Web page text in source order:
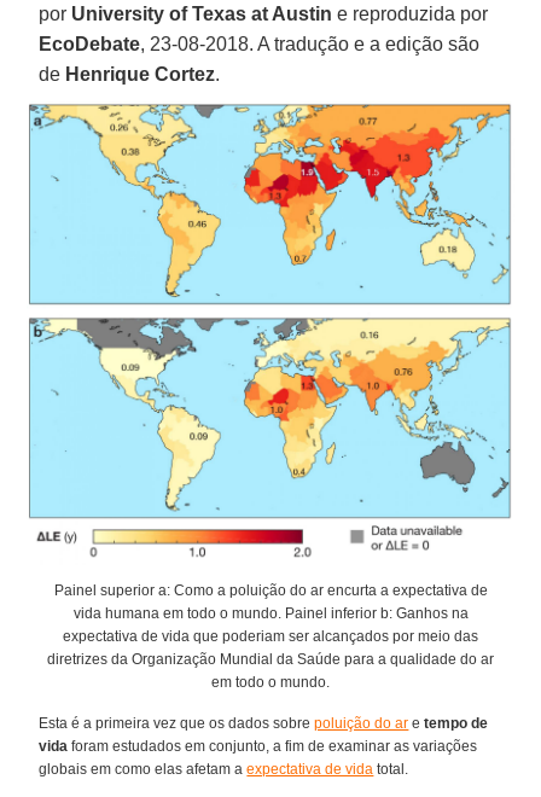
por University of Texas at Austin e reproduzida por
EcoDebate, 23-08-2018. A tradução e a edição são
de Henrique Cortez.
Painel superior a: Como a poluição do ar encurta a expectativa de
vida humana em todo o mundo. Painel inferior b: Ganhos na
expectativa de vida que poderiam ser alcançados por meio das
diretrizes da Organização Mundial da Saúde para a qualidade do ar
em todo o mundo.
Esta é a primeira vez que os dados sobre poluição do ar e tempo de
vida foram estudados em conjunto, a fim de examinar as variações
globais em como elas afetam aexpectativa de vida total.